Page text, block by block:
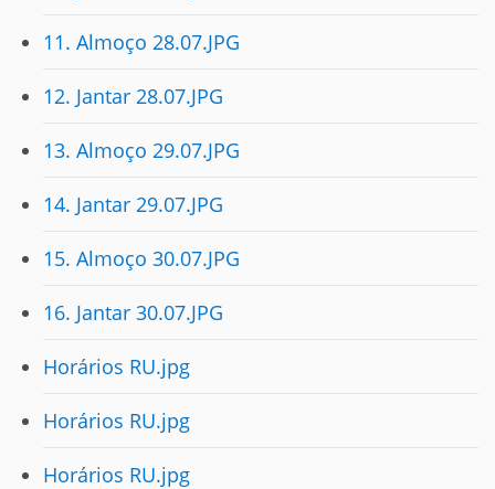
11. Almoço 28.07.JPG
12. Jantar 28.07.JPG
13. Almoço 29.07.JPG
14. Jantar 29.07.JPG
15. Almoço 30.07.JPG
16. Jantar 30.07.JPG
Horários RU.jpg
Horários RU.jpg
Horários RU.jpg